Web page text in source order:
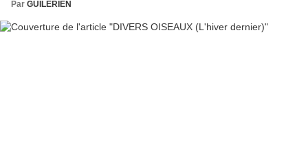
Par GUILERIEN